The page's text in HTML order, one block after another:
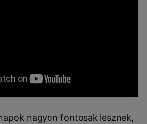
nagyon fontosak lesznek,